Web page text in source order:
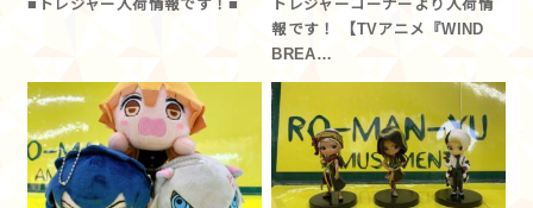
■トレジャー入荷情報です！■
トレジャーコーナーより入荷情
報です！ 【TVアニメ『WIND
BREA…